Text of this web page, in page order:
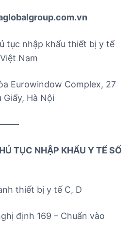
tục nhập khẩu thiết bị y tế
Nam
Eurowindow Complex, 27
Giấy, Hà Nội
TỤC NHẬP KHẨU Y TẾ SỐ
thiết bị y tế C, D
định 169 – Chuẩn vào